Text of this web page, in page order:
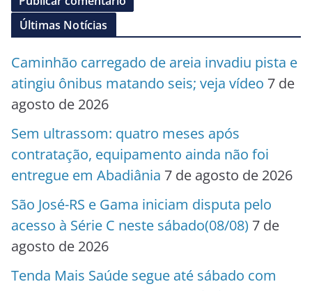
Últimas Notícias
Caminhão carregado de areia invadiu pista e
atingiu ônibus matando seis; veja vídeo 7 de
agosto de 2026
Sem ultrassom: quatro meses após
contratação, equipamento ainda não foi
entregue em Abadiânia 7 de agosto de 2026
São José-RS e Gama iniciam disputa pelo
acesso à Série C neste sábado(08/08) 7 de
agosto de 2026
Tenda Mais Saúde segue até sábado com